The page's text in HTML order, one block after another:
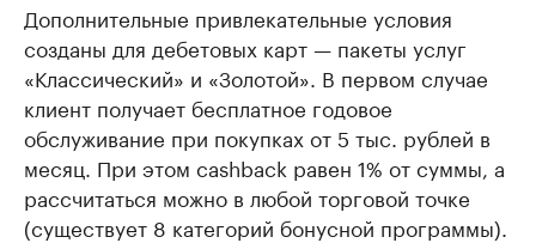
Дополнительные привлекательные условия
созданы для дебетовых карт — пакеты услуг
«Классический» и «Золотой». В первом случае
клиент получает бесплатное годовое
обслуживание при покупках от 5 тыс. рублей в
месяц. При этом cashbaсk равен 1% от суммы, а
рассчитаться можно в любой торговой точке
(существует 8 категорий бонусной программы).